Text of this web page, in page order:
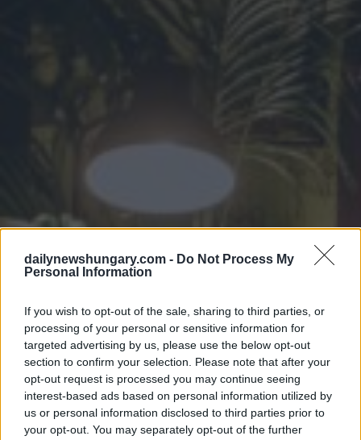
dailynewshungary.com - Do Not Process My
Personal Information
If you wish to opt-out of the sale, sharing to third parties, or
processing of your personal or sensitive information for
targeted advertising by us, please use the below opt-out
section to confirm your selection. Please note that after your
opt-out request is processed you may continue seeing
interest-based ads based on personal information utilized by
us or personal information disclosed to third parties prior to
your opt-out. You may separately opt-out of the further